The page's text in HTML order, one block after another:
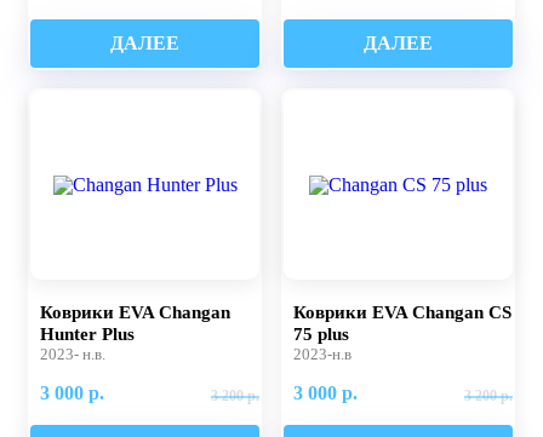
ДАЛЕЕ ДАЛЕЕ
Коврики EVA Changan
Hunter Plus
2023- н.в.
3 000 р. 3 200 р.
Коврики EVA Changan CS
75 plus
2023-н.в
3 000 р. 3 200 р.